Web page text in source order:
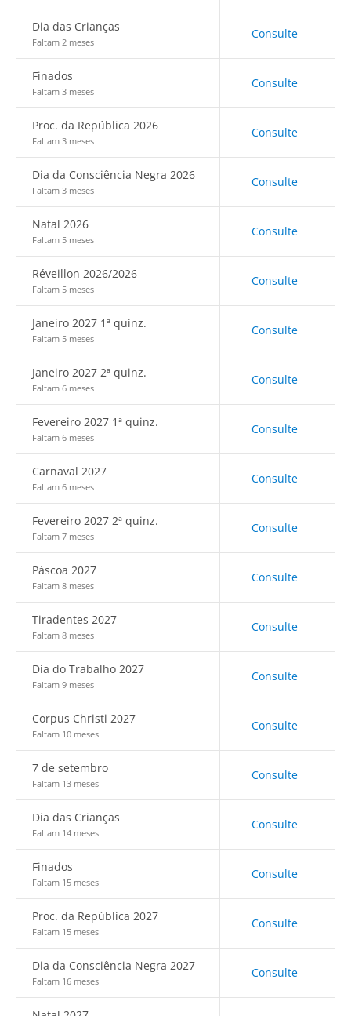
Dia das Crianças
Faltam 2 meses
Consulte
Finados
Faltam 3 meses
Consulte
Proc. da República 2026
Faltam 3 meses
Consulte
Dia da Consciência Negra 2026
Faltam 3 meses
Consulte
Natal 2026
Faltam 5 meses
Consulte
Réveillon 2026/2026
Faltam 5 meses
Consulte
Janeiro 2027 1ª quinz.
Faltam 5 meses
Consulte
Janeiro 2027 2ª quinz.
Faltam 6 meses
Consulte
Fevereiro 2027 1ª quinz.
Faltam 6 meses
Consulte
Carnaval 2027
Faltam 6 meses
Consulte
Fevereiro 2027 2ª quinz.
Faltam 7 meses
Consulte
Páscoa 2027
Faltam 8 meses
Consulte
Tiradentes 2027
Faltam 8 meses
Consulte
Dia do Trabalho 2027
Faltam 9 meses
Consulte
Corpus Christi 2027
Faltam 10 meses
Consulte
7 de setembro
Faltam 13 meses
Consulte
Dia das Crianças
Faltam 14 meses
Consulte
Finados
Faltam 15 meses
Consulte
Proc. da República 2027
Faltam 15 meses
Consulte
Dia da Consciência Negra 2027
Faltam 16 meses
Consulte